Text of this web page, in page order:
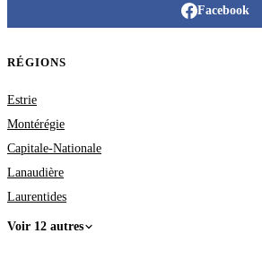
Facebook
RÉGIONS
Estrie
Montérégie
Capitale-Nationale
Lanaudière
Laurentides
Voir 12 autres